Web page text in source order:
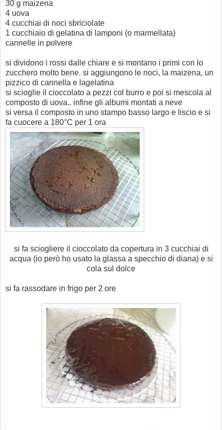
30 g maizena
4 uova
4 cucchiai di noci sbriciolate
1 cucchiaio di gelatina di lamponi (o marmellata)
cannelle in polvere
si dividono i rossi dalle chiare e si montano i primi con lo
zucchero molto bene. si aggiungono le noci, la maizena, un
pizzico di cannella e lagelatina
si scioglie il cioccolato a pezzi col burro e poi si mescola al
composto di uova.. infine gli albumi montati a neve
si versa il composto in uno stampo basso largo e liscio e si
fa cuocere a 180°C per 1 ora
si fa sciogliere il cioccolato da copertura in 3 cucchiai di
acqua (io però ho usato la glassa a specchio di diana) e si
cola sul dolce
si fa rassodare in frigo per 2 ore